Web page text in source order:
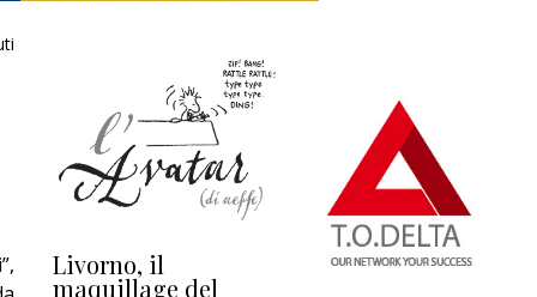
Livorno, il
maquillage del
L’uscita di scena di